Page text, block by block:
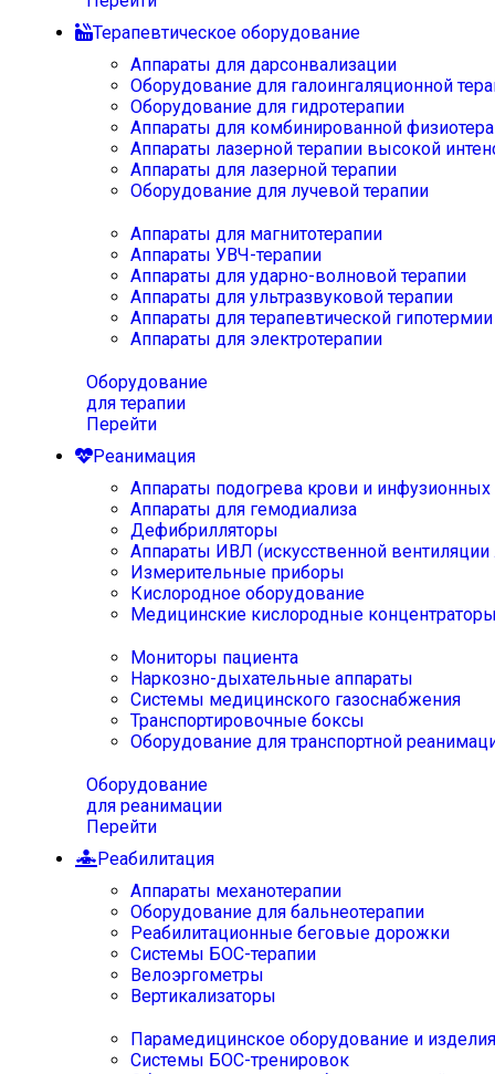
Терапевтическое оборудование
Аппараты для дарсонвализации
Оборудование для галоингаляционной
Оборудование для гидротерапии
Аппараты для комбинированной
Аппараты лазерной терапии высокой
Аппараты для лазерной терапии
Оборудование для лучевой терапии
Аппараты для магнитотерапии
Аппараты УВЧ-терапии
Аппараты для ударно-волновой терапии
Аппараты для ультразвуковой терапии
Аппараты для терапевтической
Аппараты для электротерапии
Оборудование
для терапии
Перейти
Реанимация
Аппараты подогрева крови и инфузионных
Аппараты для гемодиализа
Дефибрилляторы
Аппараты ИВЛ (искусственной вентиляции
Измерительные приборы
Кислородное оборудование
Медицинские кислородные
Мониторы пациента
Наркозно-дыхательные аппараты
Системы медицинского газоснабжения
Транспортировочные боксы
Оборудование для транспортной
Оборудование
для реанимации
Перейти
Реабилитация
Аппараты механотерапии
Оборудование для бальнеотерапии
Реабилитационные беговые дорожки
Системы БОС-терапии
Велоэргометры
Вертикализаторы
Парамедицинское оборудование и изделия
Системы БОС-тренировок